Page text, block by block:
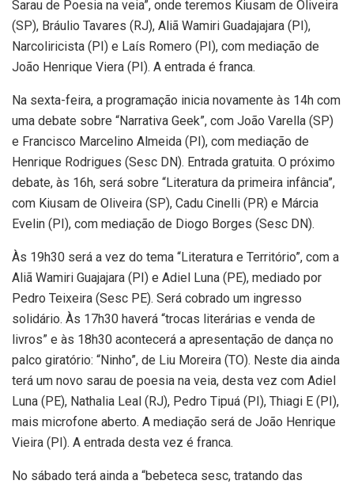
Sarau de Poesia na veia”, onde teremos Kiusam de Oliveira
(SP), Bráulio Tavares (RJ), Aliã Wamiri Guadajajara (PI),
Narcoliricista (PI) e Laís Romero (PI), com mediação de
João Henrique Viera (PI). A entrada é franca.
Na sexta-feira, a programação inicia novamente às 14h com
uma debate sobre “Narrativa Geek”, com João Varella (SP)
e Francisco Marcelino Almeida (PI), com mediação de
Henrique Rodrigues (Sesc DN). Entrada gratuita. O próximo
debate, às 16h, será sobre “Literatura da primeira infância”,
com Kiusam de Oliveira (SP), Cadu Cinelli (PR) e Márcia
Evelin (PI), com mediação de Diogo Borges (Sesc DN).
Às 19h30 será a vez do tema “Literatura e Território”, com a
Aliã Wamiri Guajajara (PI) e Adiel Luna (PE), mediado por
Pedro Teixeira (Sesc PE). Será cobrado um ingresso
solidário. Às 17h30 haverá “trocas literárias e venda de
livros” e às 18h30 acontecerá a apresentação de dança no
palco giratório: “Ninho”, de Liu Moreira (TO). Neste dia ainda
terá um novo sarau de poesia na veia, desta vez com Adiel
Luna (PE), Nathalia Leal (RJ), Pedro Tipuá (PI), Thiagi E (PI),
mais microfone aberto. A mediação será de João Henrique
Vieira (PI). A entrada desta vez é franca.
No sábado terá ainda a “bebeteca sesc, tratando das